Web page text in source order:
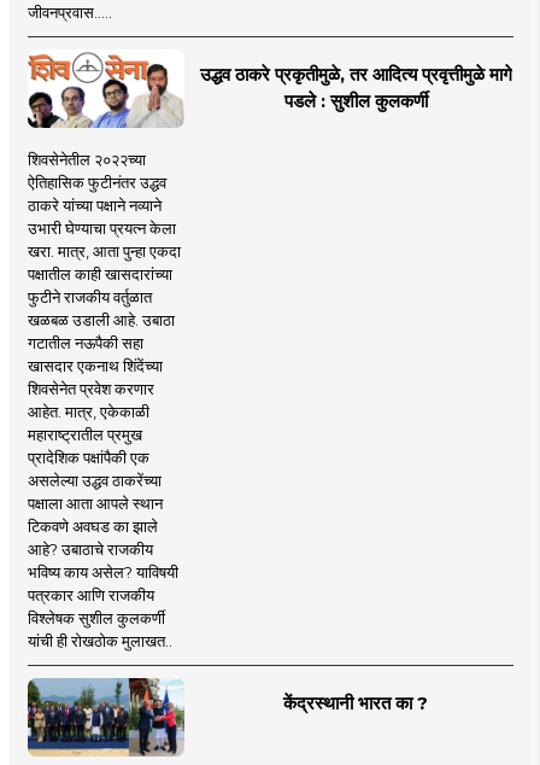
जीवनप्रवास.....
उद्धव ठाकरे प्रकृतीमुळे, तर आदित्य प्रवृत्तीमुळे मागे
पडले : सुशील कुलकर्णी
शिवसेनेतील २०२२च्या
ऐतिहासिक फुटीनंतर उद्धव
ठाकरे यांच्या पक्षाने नव्याने
उभारी घेण्याचा प्रयत्न केला
खरा. मात्र, आता पुन्हा एकदा
पक्षातील काही खासदारांच्या
फुटीने राजकीय वर्तुळात
खळबळ उडाली आहे. उबाठा
गटातील नऊपैकी सहा
खासदार एकनाथ शिंदेंच्या
शिवसेनेत प्रवेश करणार
आहेत. मात्र, एकेकाळी
महाराष्ट्रातील प्रमुख
प्रादेशिक पक्षांपैकी एक
असलेल्या उद्धव ठाकरेंच्या
पक्षाला आता आपले स्थान
टिकवणे अवघड का झाले
आहे? उबाठाचे राजकीय
भविष्य काय असेल? याविषयी
पत्रकार आणि राजकीय
विश्लेषक सुशील कुलकर्णी
यांची ही रोखठोक मुलाखत..
केंद्रस्थानी भारत का ?